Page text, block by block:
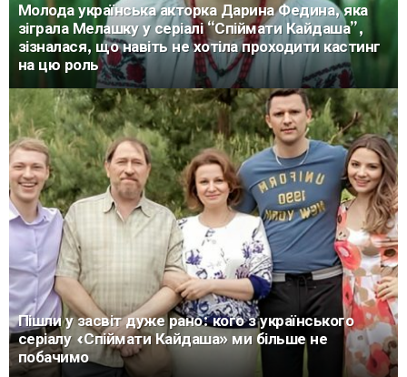
Молода українська акторка Дарина Федина, яка
зіграла Мелашку у серіалі “Спіймати Кайдаша”,
зізналася, що навіть не хотіла проходити кастинг
на цю роль
Пішли у засвіт дуже рано: кого з українського
серіалу «Спіймати Кайдаша» ми більше не
побачимо